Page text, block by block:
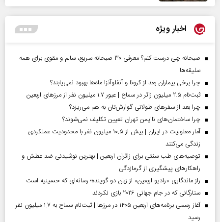
اخبار ویژه
صبحانه چی درست کنم؟ معرفی ۳۰ صبحانه سریع، سالم و مقوی برای همه
سلیقه‌ها
چرا برخی بیماران بعد از کرونا و آنفلوآنزا ماه‌ها بهبود نمی‌یابند؟
ثبت‌نام ۲.۵ میلیون زائر در سماح | عبور ۱.۷ میلیون نفر از مرز‌های اربعین
چرا بعد از سفرهای طولانی گوارش‌تان به هم می‌ریزد؟
چرا ساختمان‌های ناایمن تهران تعیین تکلیف نمی‌شوند؟
آمار معلولیت در ایران | بیش از ۱۰.۵ میلیون نفر با محدودیت عملکردی
زندگی می‌کنند
توصیه‌های طب سنتی برای زائران اربعین | بهترین نوشیدنی ضد عطش و
راهکارهای پیشگیری از گرمازدگی
راز ماندگاری «رادیو اربعین» از زبان دو گوینده؛ رسانه‌ای که حسینیه است
ستارگانی که در جام جهانی ۲۰۲۶ بازی نکردند
آغاز رسمی برنامه‌های اربعین ۱۴۰۵ در مرز‌ها | ثبت‌نام سماح به ۱.۷ میلیون نفر
رسید